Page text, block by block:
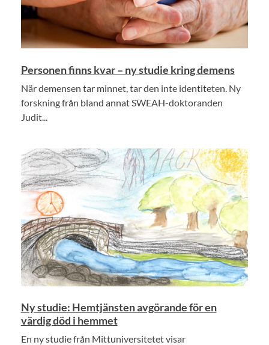
Personen finns kvar – ny studie kring demens
När demensen tar minnet, tar den inte identiteten. Ny
forskning från bland annat SWEAH-doktoranden
Judit...
Ny studie: Hemtjänsten avgörande för en
värdig död i hemmet
En ny studie från Mittuniversitetet visar